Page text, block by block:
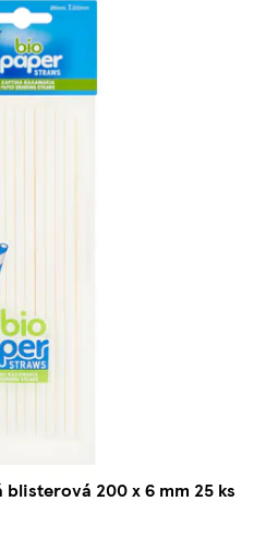
200 x 6 mm 25 ks